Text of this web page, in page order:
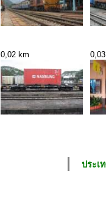
0,02 km
ประเ